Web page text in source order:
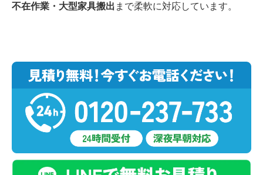
不在作業・大型家具搬出 まで柔軟に対応しています。